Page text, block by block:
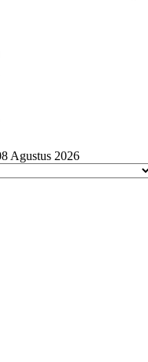
Agustus 2026